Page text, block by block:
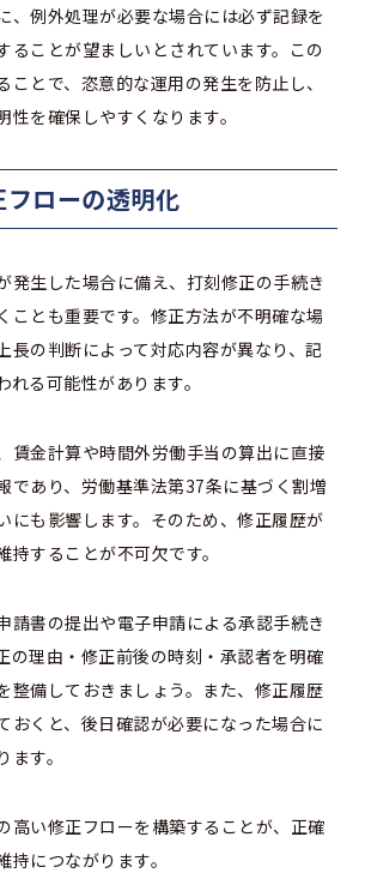
、例外処理が必要な場合には必ず記録を
ることが望ましいとされています。この
ことで、恣意的な運用の発生を防止し、
性を確保しやすくなります。
ローの透明化
発生した場合に備え、打刻修正の手続き
ことも重要です。修正方法が不明確な場
長の判断によって対応内容が異なり、記
る可能性があります。
賃金計算や時間外労働手当の算出に直接
であり、労働基準法第37条に基づく割増
にも影響します。そのため、修正履歴が
することが不可欠です。
請書の提出や電子申請による承認手続き
の理由・修正前後の時刻・承認者を明確
整備しておきましょう。また、修正履歴
おくと、後日確認が必要になった場合に
す。
高い修正フローを構築することが、正確
につながります。